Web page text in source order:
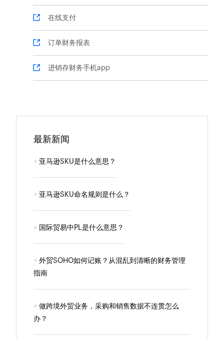
在线支付
订单财务报表
进销存财务手机app
最新新闻
亚马逊SKU是什么意思？
亚马逊SKU命名规则是什么？
国际贸易中PL是什么意思？
外贸SOHO如何记账？从混乱到清晰的财务管理
指南
做跨境外贸业务，采购和销售数据不连贯怎么
办？